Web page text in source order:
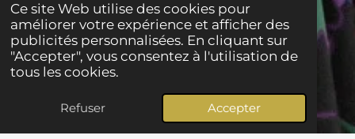
Ce site Web utilise des cookies pour
améliorer votre expérience et afficher des
publicités personnalisées. En cliquant sur
"Accepter", vous consentez à l'utilisation de
tous les cookies.
Refuser Accepter